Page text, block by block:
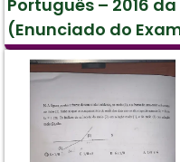
Português – 2016
(Enunciado do